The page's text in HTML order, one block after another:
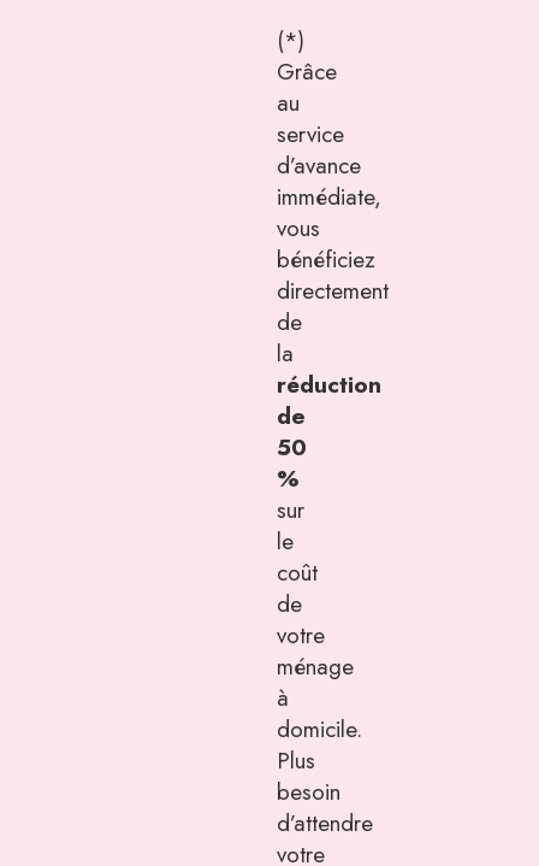
(*)
Grâce
au
service
d’avance
immédiate,
vous
bénéficiez
directement
de
la
réduction
de
50
%
sur
le
coût
de
votre
ménage
à
domicile.
Plus
besoin
d’attendre
votre